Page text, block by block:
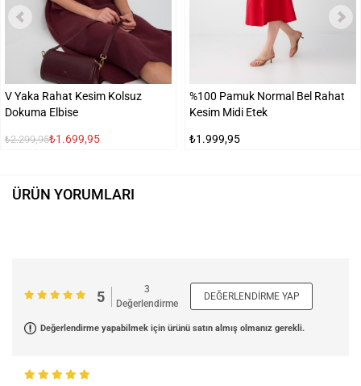
V Yaka Rahat Kesim Kolsuz
Dokuma Elbise
₺2.299,95₺1.699,95
%100 Pamuk Normal Bel Rahat
Kesim Midi Etek
₺1.999,95
ÜRÜN YORUMLARI
5
3
Değerlendirme
DEĞERLENDIRME YAP
Değerlendirme yapabilmek için ürünü satın almış olmanız gerekli.